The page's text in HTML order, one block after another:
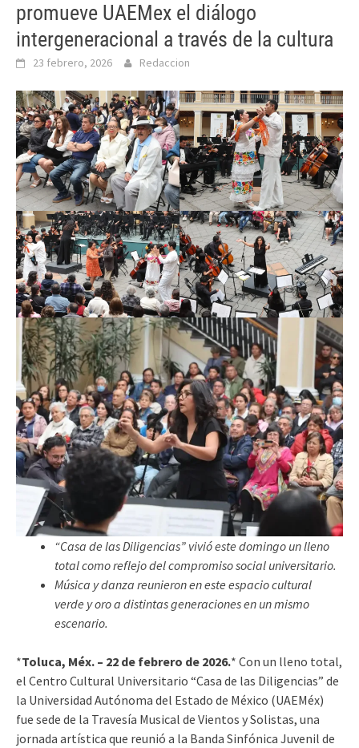
promueve UAEMex el diálogo
intergeneracional a través de la cultura
23 febrero, 2026 Redaccion
“Casa de las Diligencias” vivió este domingo un lleno
total como reflejo del compromiso social universitario.
Música y danza reunieron en este espacio cultural
verde y oro a distintas generaciones en un mismo
escenario.
*Toluca, Méx. – 22 de febrero de 2026.* Con un lleno total,
el Centro Cultural Universitario “Casa de las Diligencias” de
la Universidad Autónoma del Estado de México (UAEMéx)
fue sede de la Travesía Musical de Vientos y Solistas, una
jornada artística que reunió a la Banda Sinfónica Juvenil de